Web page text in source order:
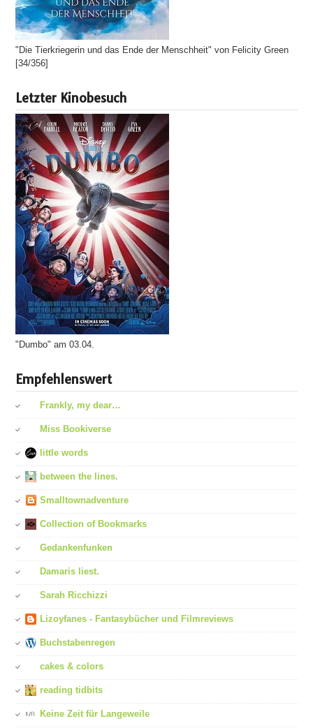
"Die Tierkriegerin und das Ende der Menschheit" von Felicity Green
[34/356]
Letzter Kinobesuch
"Dumbo" am 03.04.
Empfehlenswert
Frankly, my dear…
Miss Bookiverse
little words
between the lines.
Smalltownadventure
Collection of Bookmarks
Gedankenfunken
Damaris liest.
Sarah Ricchizzi
Lizoyfanes - Fantasybücher und Filmreviews
Buchstabenregen
cakes & colors
reading tidbits
Keine Zeit für Langeweile